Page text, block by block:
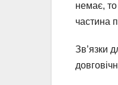
немає,
частина
Зв’язки